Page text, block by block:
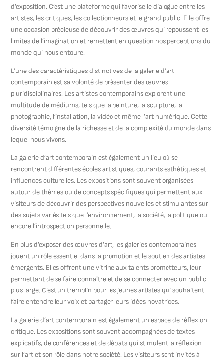
d’exposition. C’est une plateforme qui favorise le dialogue entre les
artistes, les critiques, les collectionneurs et le grand public. Elle offre
une occasion précieuse de découvrir des œuvres qui repoussent les
limites de l’imagination et remettent en question nos perceptions du
monde qui nous entoure.
L’une des caractéristiques distinctives de la galerie d’art
contemporain est sa volonté de présenter des œuvres
pluridisciplinaires. Les artistes contemporains explorent une
multitude de médiums, tels que la peinture, la sculpture, la
photographie, l’installation, la vidéo et même l’art numérique. Cette
diversité témoigne de la richesse et de la complexité du monde dans
lequel nous vivons.
La galerie d’art contemporain est également un lieu où se
rencontrent différentes écoles artistiques, courants esthétiques et
influences culturelles. Les expositions sont souvent organisées
autour de thèmes ou de concepts spécifiques qui permettent aux
visiteurs de découvrir des perspectives nouvelles et stimulantes sur
des sujets variés tels que l’environnement, la société, la politique ou
encore l’introspection personnelle.
En plus d’exposer des œuvres d’art, les galeries contemporaines
jouent un rôle essentiel dans la promotion et le soutien des artistes
émergents. Elles offrent une vitrine aux talents prometteurs, leur
permettant de se faire connaître et de se connecter avec un public
plus large. C’est un tremplin pour les jeunes artistes qui souhaitent
faire entendre leur voix et partager leurs idées novatrices.
La galerie d’art contemporain est également un espace de réflexion
critique. Les expositions sont souvent accompagnées de textes
explicatifs, de conférences et de débats qui stimulent la réflexion
sur l’art et son rôle dans notre société. Les visiteurs sont invités à